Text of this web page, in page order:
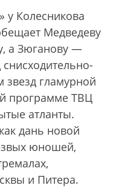
у Колесникова
Медведеву
а Зюганову —
звезд гламурной
программе ТВЦ
атланты.
дань новой
юношей,
и Питера.